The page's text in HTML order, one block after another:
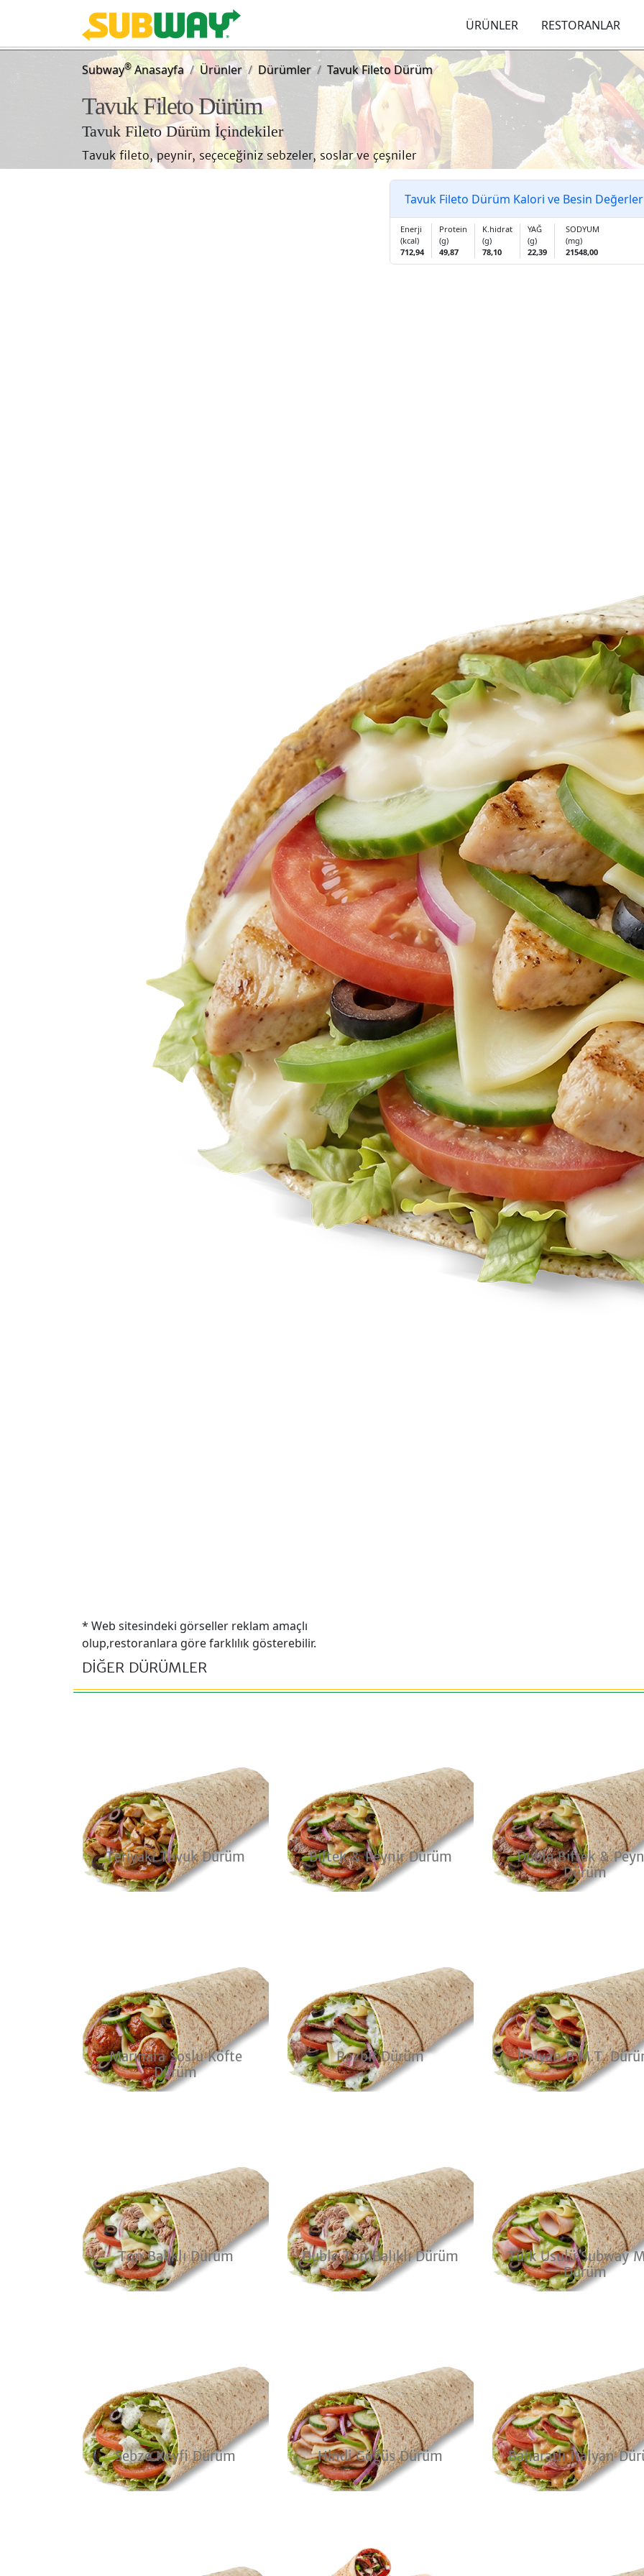
ÜRÜNLER RESTORANLAR
Subway®Anasayfa Ürünler Dürümler Tavuk Fileto Dürüm
Tavuk Fileto Dürüm
Tavuk Fileto Dürüm İçindekiler
Tavuk fileto, peynir, seçeceğiniz sebzeler, soslar ve çeşniler
* Web sitesindeki görseller reklam amaçlı
olup,restoranlara göre farklılık gösterebilir.
Tavuk Fileto Dürüm Kalori ve Besin
Enerji
(kcal)
712,94
Protein
(g)
49,87
K.hidrat
(g)
78,10
YAĞ
(g)
22,39
SODYUM
(mg)
21548,00
DİĞER DÜRÜMLER
Teriyaki Tavuk Dürüm Biftek & Peynir Dürüm
Duble Biftek &
Dürüm
Marinara Soslu Köfte
Dürüm
Rozbif Dürüm İtalyan B.M.T.
Ton Balıklı Dürüm Duble Ton Balıklı Dürüm
Türk Usulü Subway
Dürüm
Sebze Keyfi Dürüm Hindi Göğüs Dürüm Baharatlı İtalyan